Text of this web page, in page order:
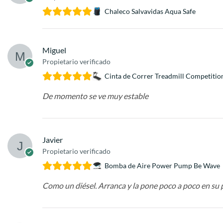
Chaleco Salvavidas Aqua Safe
Miguel
Propietario verificado
Cinta de Correr Treadmill
De momento se ve muy estable
Javier
Propietario verificado
Bomba de Aire Power Pump Be Wave
Como un diésel. Arranca y la pone poco a poco en su